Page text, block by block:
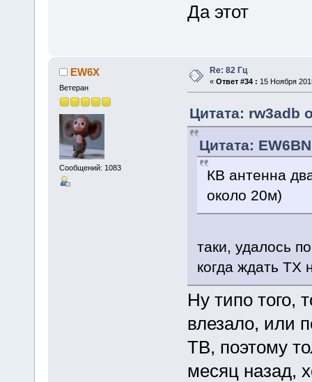
Да этот
EW6X
Ветеран
Сообщений: 1083
Re: 82 Гц
« Ответ #34 : 15 Ноября
Цитата: rw3adb
Цитата:
КВ антенна
около 20м)
таки, удалось
когда ждать ТХ
Ну типо того,
влезало, или
ТВ, поэтому
месяц назад,